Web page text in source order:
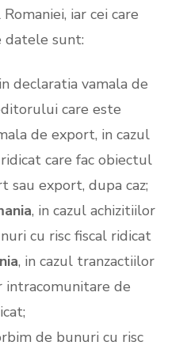
iar cei care
datele sunt:
declaratia vamala de
care este
de export, in cazul
care fac obiectul
export, dupa caz;
, in cazul achizitiilor
cu risc fiscal ridicat
, in cazul tranzactiilor
intracomunitare de
de bunuri cu risc